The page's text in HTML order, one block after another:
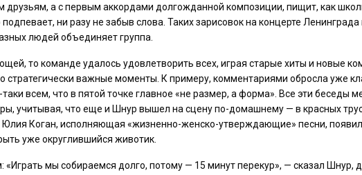
друзьям, а с первым аккордами долгожданной композиции, пищит, как
ни разу не забыв слова. Таких зарисовок на концерте
людей объединяет группа.
то команде удалось удовлетворить всех, играя старые хиты и новые
стратегически важные моменты. К примеру, комментариями обросла уже
всем, что в пятой точке главное «не размер, а форма». Все эти беседы
учитывая, что еще и Шнур вышел на сцену по-домашнему — в красных
Юлия Коган, исполняющая «жизненно-женско-утверждающие» песни,
уже округлившийся животик.
«Играть мы собираемся долго, потому — 15 минут перекур», — сказал Шнур,